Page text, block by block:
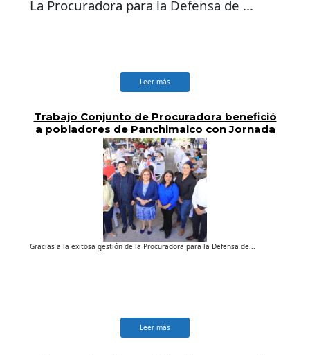
La Procuradora para la Defensa de ...
Leer más
Trabajo Conjunto de Procuradora benefició
a pobladores de Panchimalco con Jornada
Médica
Gracias a la exitosa gestión de la Procuradora para la Defensa de...
Leer más